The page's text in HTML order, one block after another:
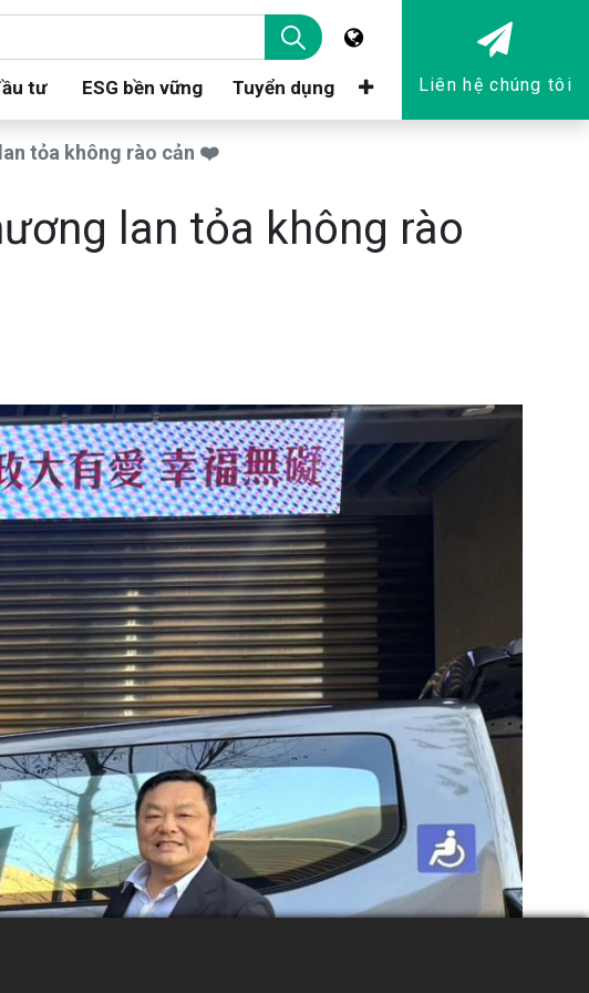
tư ESG bền vững Tuyển dụng Liên hệ chúng tôi
tỏa không rào cản ❤️
lan tỏa không rào